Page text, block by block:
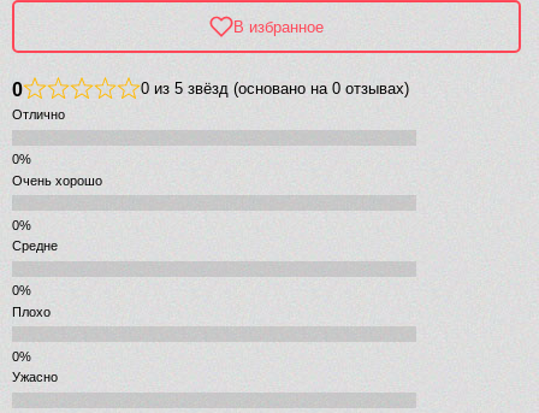
В избранное
0 0 из 5 звёзд (основано на 0 отзывах)
Отлично
Очень хорошо
Средне
Плохо
Ужасно